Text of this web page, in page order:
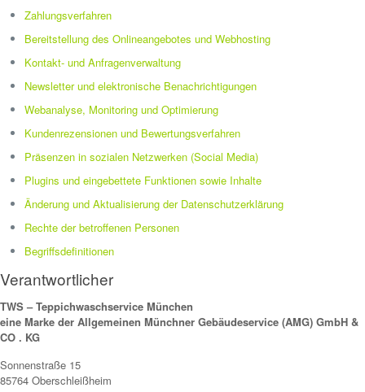
Zahlungsverfahren
Bereitstellung des Onlineangebotes und Webhosting
Kontakt- und Anfragenverwaltung
Newsletter und elektronische Benachrichtigungen
Webanalyse, Monitoring und Optimierung
Kundenrezensionen und Bewertungsverfahren
Präsenzen in sozialen Netzwerken (Social Media)
Plugins und eingebettete Funktionen sowie Inhalte
Änderung und Aktualisierung der Datenschutzerklärung
Rechte der betroffenen Personen
Begriffsdefinitionen
Verantwortlicher
TWS – Teppichwaschservice München
eine Marke der Allgemeinen Münchner Gebäudeservice (AMG) GmbH &
CO . KG
Sonnenstraße 15
85764 Oberschleißheim